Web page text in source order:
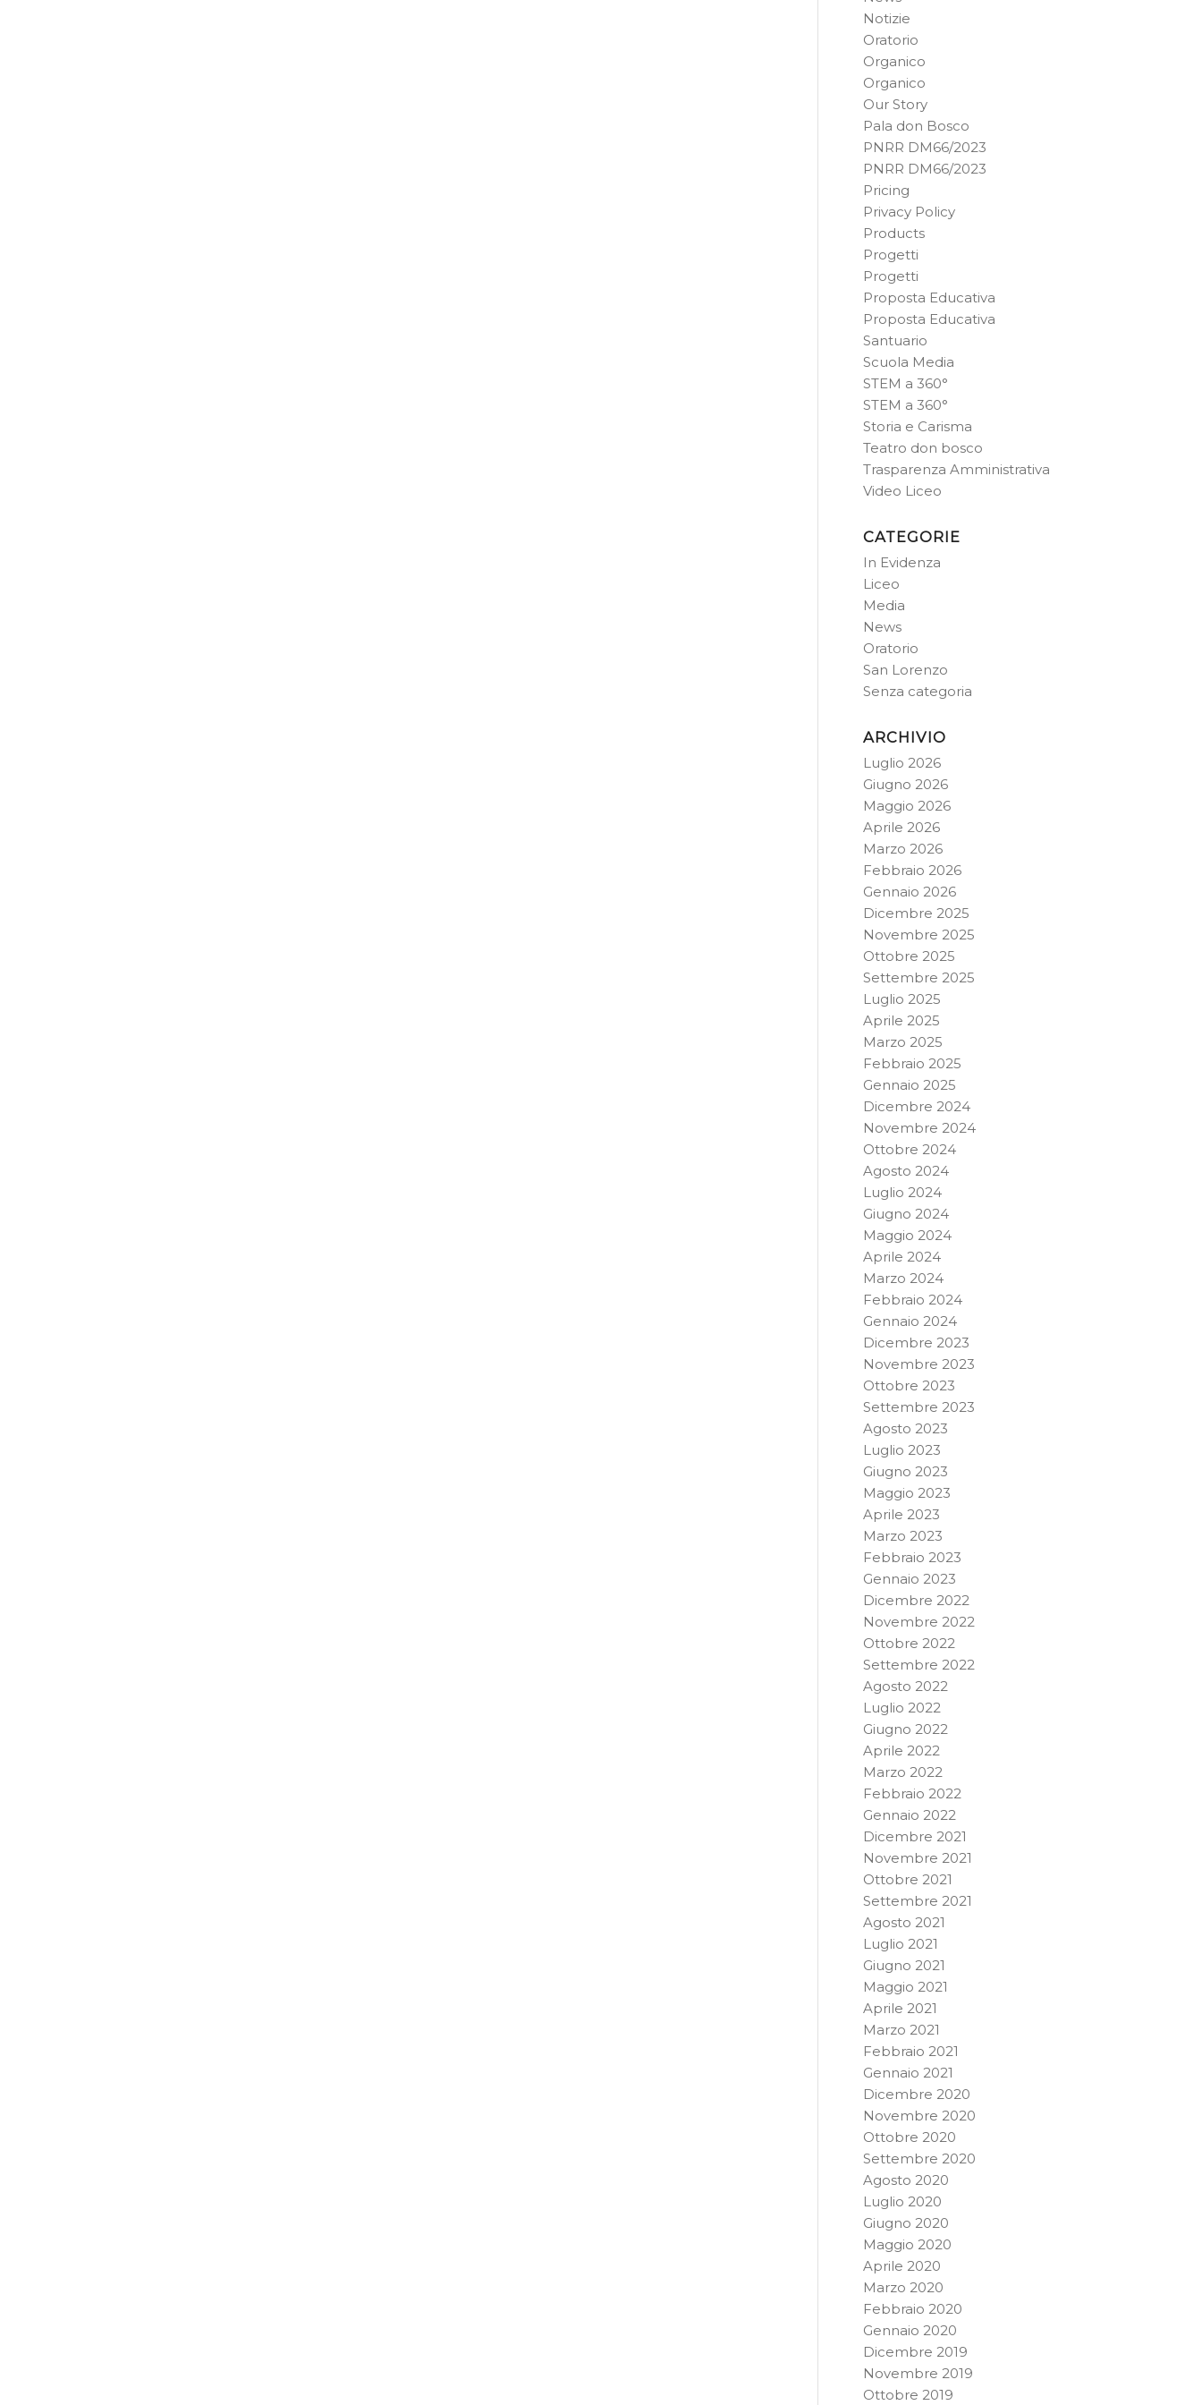
Notizie
Oratorio
Organico
Organico
Our Story
Pala don Bosco
PNRR DM66/2023
PNRR DM66/2023
Pricing
Privacy Policy
Products
Progetti
Progetti
Proposta Educativa
Proposta Educativa
Santuario
Scuola Media
STEM a 360°
STEM a 360°
Storia e Carisma
Teatro don bosco
Trasparenza Amministrativa
Video Liceo
CATEGORIE
In Evidenza
Liceo
Media
News
Oratorio
San Lorenzo
Senza categoria
ARCHIVIO
Luglio 2026
Giugno 2026
Maggio 2026
Aprile 2026
Marzo 2026
Febbraio 2026
Gennaio 2026
Dicembre 2025
Novembre 2025
Ottobre 2025
Settembre 2025
Luglio 2025
Aprile 2025
Marzo 2025
Febbraio 2025
Gennaio 2025
Dicembre 2024
Novembre 2024
Ottobre 2024
Agosto 2024
Luglio 2024
Giugno 2024
Maggio 2024
Aprile 2024
Marzo 2024
Febbraio 2024
Gennaio 2024
Dicembre 2023
Novembre 2023
Ottobre 2023
Settembre 2023
Agosto 2023
Luglio 2023
Giugno 2023
Maggio 2023
Aprile 2023
Marzo 2023
Febbraio 2023
Gennaio 2023
Dicembre 2022
Novembre 2022
Ottobre 2022
Settembre 2022
Agosto 2022
Luglio 2022
Giugno 2022
Aprile 2022
Marzo 2022
Febbraio 2022
Gennaio 2022
Dicembre 2021
Novembre 2021
Ottobre 2021
Settembre 2021
Agosto 2021
Luglio 2021
Giugno 2021
Maggio 2021
Aprile 2021
Marzo 2021
Febbraio 2021
Gennaio 2021
Dicembre 2020
Novembre 2020
Ottobre 2020
Settembre 2020
Agosto 2020
Luglio 2020
Giugno 2020
Maggio 2020
Aprile 2020
Marzo 2020
Febbraio 2020
Gennaio 2020
Dicembre 2019
Novembre 2019
Ottobre 2019